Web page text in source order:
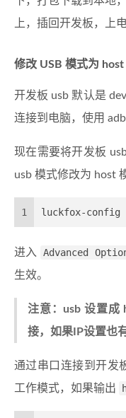
上，插回开发板，上
修改 USB 模式为 host
开发板 usb 默认是
连接到电脑，使用 adb
现在需要将开发板
usb 模式修改为 host
1 luckfox-config
进入 Advanced
生效。
注意：usb 设置成
接，如果IP设置也
通过串口连接到开发
工作模式，如果输出